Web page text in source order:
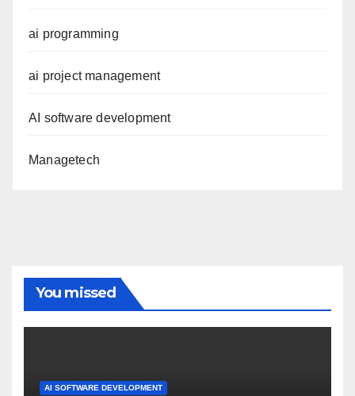
ai programming
ai project management
AI software development
Managetech
You missed
AI SOFTWARE DEVELOPMENT